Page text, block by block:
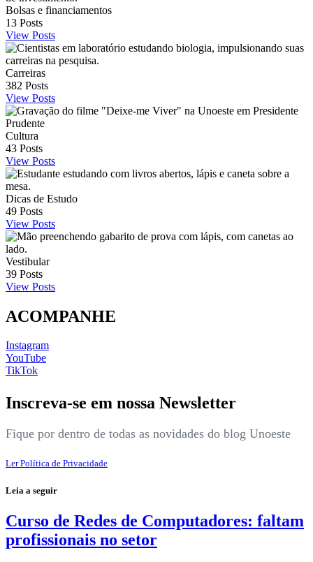
Bolsas e financiamentos
13 Posts
View Posts
Carreiras
382 Posts
View Posts
Cultura
43 Posts
View Posts
Dicas de Estudo
49 Posts
View Posts
Vestibular
39 Posts
View Posts
ACOMPANHE
Instagram
YouTube
TikTok
Inscreva-se em nossa Newsletter
Fique por dentro de todas as novidades do blog Unoeste
Ler Política de Privacidade
Leia a seguir
Curso de Redes de Computadores: faltam
profissionais no setor